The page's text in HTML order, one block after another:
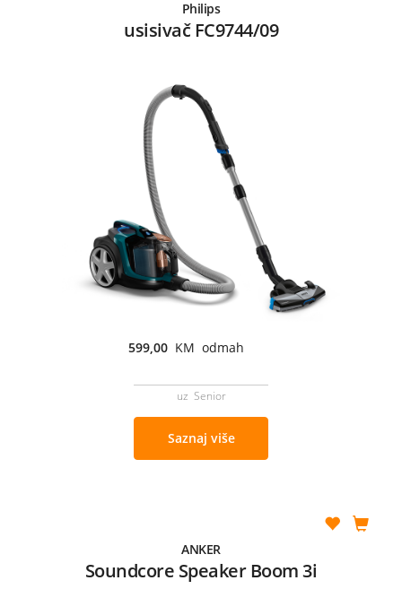
Philips
usisivač FC9744/09
599,00 KM odmah
uz Senior
Saznaj više
ANKER
Soundcore Speaker Boom 3i